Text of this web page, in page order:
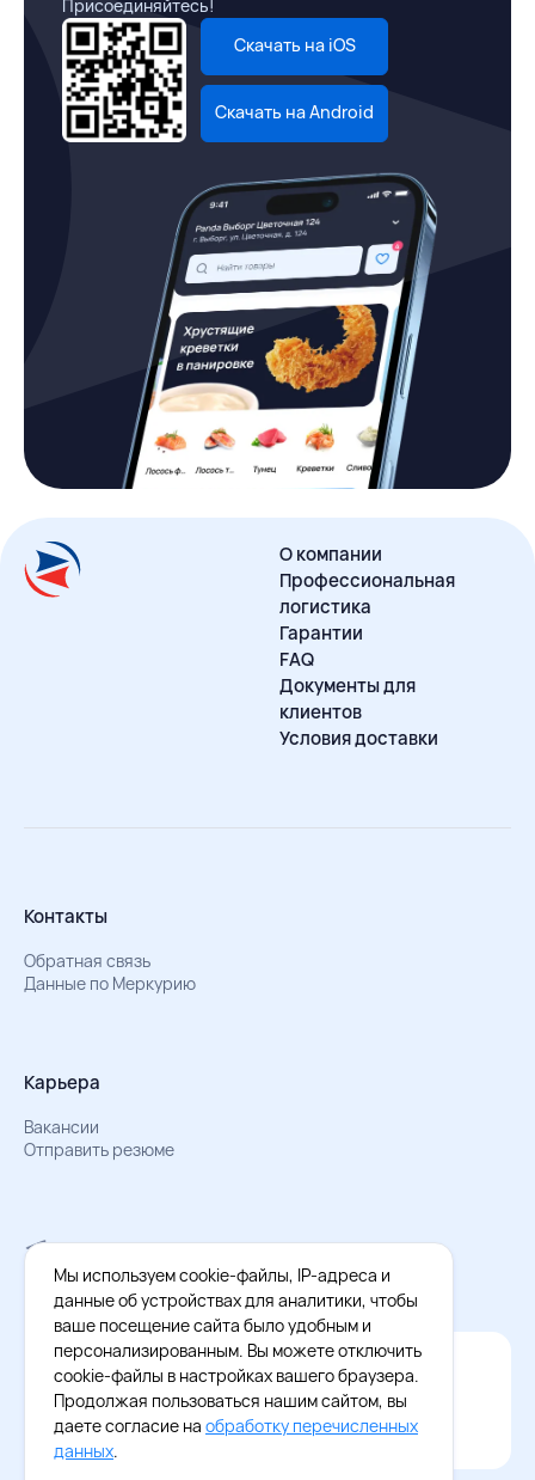
Присоединяйтесь!
Скачать на iOS
Скачать на Android
О компании
Профессиональная
логистика
Гарантии
FAQ
Документы для
клиентов
Условия доставки
Контакты
Обратная связь
Данные по Меркурию
Карьера
Вакансии
Отправить резюме
Мы в Телеграм
Документы об обработке персональных данных
Охрана труда – результаты СОУТ
Официальное приложение Восток - Запад
Cкачайте бесплатное приложение
Мы используем cookie-файлы, IP-адреса и
данные об устройствах для аналитики, чтобы
ваше посещение сайта было удобным и
персонализированным. Вы можете отключить
cookie-файлы в настройках вашего браузера.
Продолжая пользоваться нашим сайтом, вы
даете согласие на обработку перечисленных
данных.